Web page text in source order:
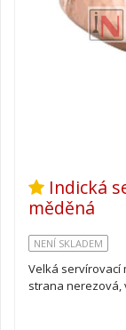
Indická
měděná
NENÍ SKLADEM
Velká servírovací
strana nerezová,